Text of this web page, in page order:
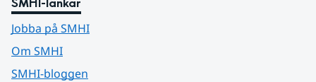
Jobba på SMHI
Om SMHI
SMHI-bloggen